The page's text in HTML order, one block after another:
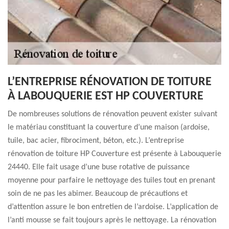
L’ENTREPRISE RÉNOVATION DE TOITURE
À LABOUQUERIE EST HP COUVERTURE
De nombreuses solutions de rénovation peuvent exister suivant
le matériau constituant la couverture d’une maison (ardoise,
tuile, bac acier, fibrociment, béton, etc.). L’entreprise
rénovation de toiture HP Couverture est présente à Labouquerie
24440. Elle fait usage d’une buse rotative de puissance
moyenne pour parfaire le nettoyage des tuiles tout en prenant
soin de ne pas les abimer. Beaucoup de précautions et
d’attention assure le bon entretien de l’ardoise. L’application de
l’anti mousse se fait toujours après le nettoyage. La rénovation